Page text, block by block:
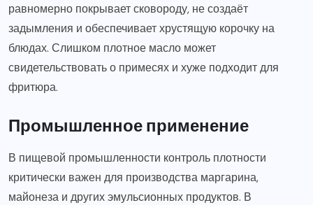
равномерно покрывает сковороду, не создаёт
задымления и обеспечивает хрустящую корочку на
блюдах. Слишком плотное масло может
свидетельствовать о примесях и хуже подходит для
фритюра.
Промышленное применение
В пищевой промышленности контроль плотности
критически важен для производства маргарина,
майонеза и других эмульсионных продуктов. В